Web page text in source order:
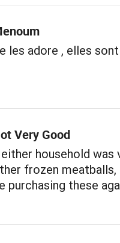
les adore , elles
Very Good
household was
frozen
purchasing these